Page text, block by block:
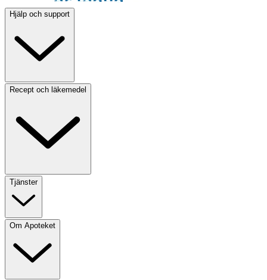
Hjälp och support
Recept och läkemedel
Tjänster
Om Apoteket